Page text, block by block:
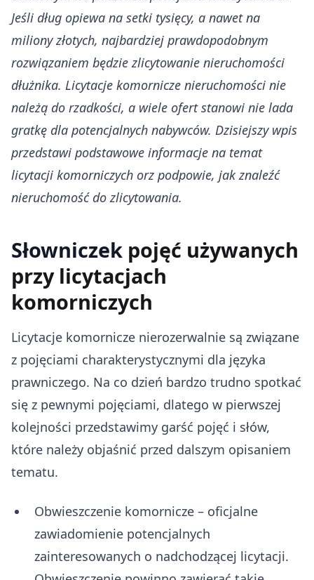
Jeśli dług opiewa na setki tysięcy, a nawet na
miliony złotych, najbardziej prawdopodobnym
rozwiązaniem będzie zlicytowanie nieruchomości
dłużnika. Licytacje komornicze nieruchomości nie
należą do rzadkości, a wiele ofert stanowi nie lada
gratkę dla potencjalnych nabywców. Dzisiejszy wpis
przedstawi podstawowe informacje na temat
licytacji komorniczych orz podpowie, jak znaleźć
nieruchomość do zlicytowania.
Słowniczek pojęć używanych
przy licytacjach
komorniczych
Licytacje komornicze nierozerwalnie są związane
z pojęciami charakterystycznymi dla języka
prawniczego. Na co dzień bardzo trudno spotkać
się z pewnymi pojęciami, dlatego w pierwszej
kolejności przedstawimy garść pojęć i słów,
które należy objaśnić przed dalszym opisaniem
tematu.
Obwieszczenie komornicze – oficjalne
zawiadomienie potencjalnych
zainteresowanych o nadchodzącej licytacji.